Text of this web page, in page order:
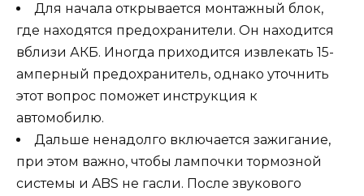
Для начала открывается монтажный блок,
где находятся предохранители. Он находится
вблизи АКБ. Иногда приходится извлекать 15-
амперный предохранитель, однако уточнить
этот вопрос поможет инструкция к
автомобилю.
Дальше ненадолго включается зажигание,
при этом важно, чтобы лампочки тормозной
системы и ABS не гасли. После звукового